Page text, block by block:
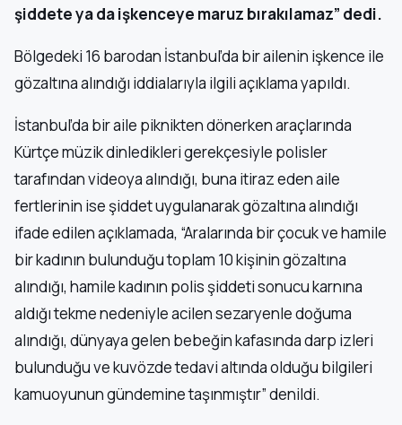
şiddete ya da işkenceye maruz bırakılamaz” dedi.
Bölgedeki 16 barodan İstanbul’da bir ailenin işkence ile
gözaltına alındığı iddialarıyla ilgili açıklama yapıldı.
İstanbul’da bir aile piknikten dönerken araçlarında
Kürtçe müzik dinledikleri gerekçesiyle polisler
tarafından videoya alındığı, buna itiraz eden aile
fertlerinin ise şiddet uygulanarak gözaltına alındığı
ifade edilen açıklamada, “Aralarında bir çocuk ve hamile
bir kadının bulunduğu toplam 10 kişinin gözaltına
alındığı, hamile kadının polis şiddeti sonucu karnına
aldığı tekme nedeniyle acilen sezaryenle doğuma
alındığı, dünyaya gelen bebeğin kafasında darp izleri
bulunduğu ve kuvözde tedavi altında olduğu bilgileri
kamuoyunun gündemine taşınmıştır” denildi.